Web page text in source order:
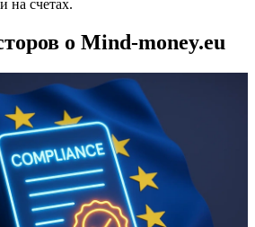
на счетах.
о Mind-money.eu